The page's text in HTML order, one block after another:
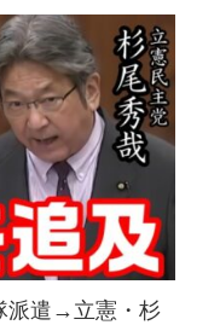
派遣→立憲・杉